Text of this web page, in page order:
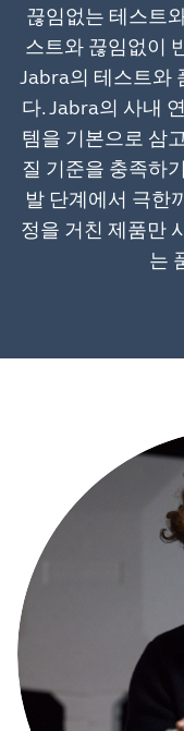
끊임없는 테스트
스트와 끊임없이
Jabra의 테스트와
다. Jabra의 사내
템을 기본으로 삼
질 기준을 충족하
발 단계에서 극한
정을 거친 제품만
는